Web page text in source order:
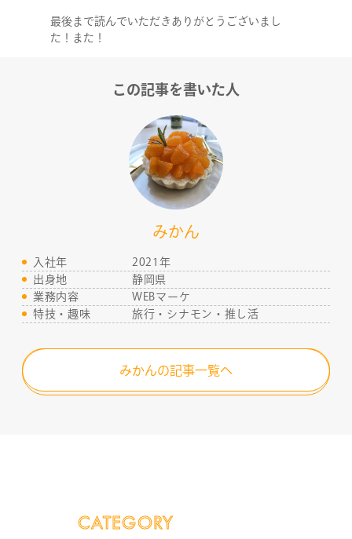
最後まで読んでいただきありがとうございまし
た！また！
CATEGORY
この記事を書いた人
みかん
入社年
2021年
出身地
静岡県
業務内容
WEBマーケ
特技・趣味
旅行・シナモン・推し活
みかんの記事一覧へ